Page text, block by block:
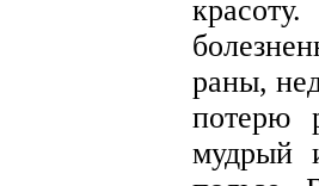
раны,
потерю
мудрый